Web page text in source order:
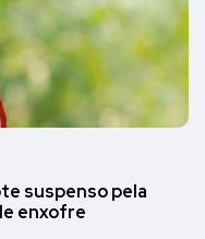
suspenso pela
enxofre